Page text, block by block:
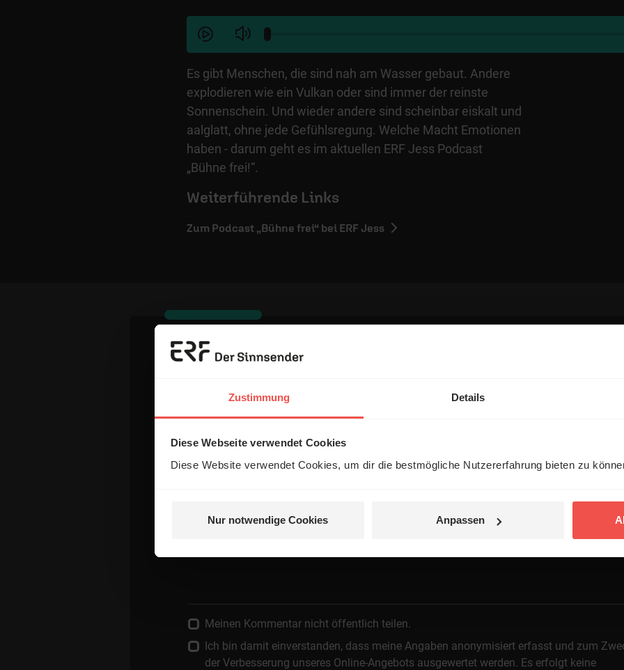
Zustimmung Details
Diese Webseite verwendet Cookies
Diese Website verwendet Cookies, um dir die bestmögliche Nutzererfahrung bieten zu
Nur notwendige Cookies Anpassen
Es gibt Menschen, die sind nah am Wasser gebaut. Andere
explodieren wie ein Vulkan oder sind immer der reinste
Sonnenschein. Und wieder andere sind scheinbar eiskalt und
aalglatt, ohne jede Gefühlsregung. Welche Macht Emotionen
haben - darum geht es im aktuellen ERF Jess Podcast
„Bühne frei!“.
Weiterführende Links
Zum Podcast „Bühne frei“ bei ERF Jess
Dein Kommentar
Name:
Die E-Mail-Adresse wird nicht veröffentlicht.
Meinen Kommentar nicht öffentlich teilen.
Ich bin damit einverstanden, dass meine Angaben anonymisiert erfasst und zum
der Verbesserung unseres Online-Angebots ausgewertet werden. Es erfolgt keine